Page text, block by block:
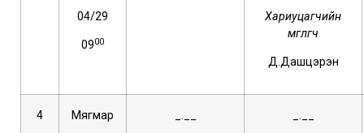
04/29
0900
Хариуцагчийн
өмгөөлөгч
Д.Дашцэрэн
4 Мягмар _.__ _.__